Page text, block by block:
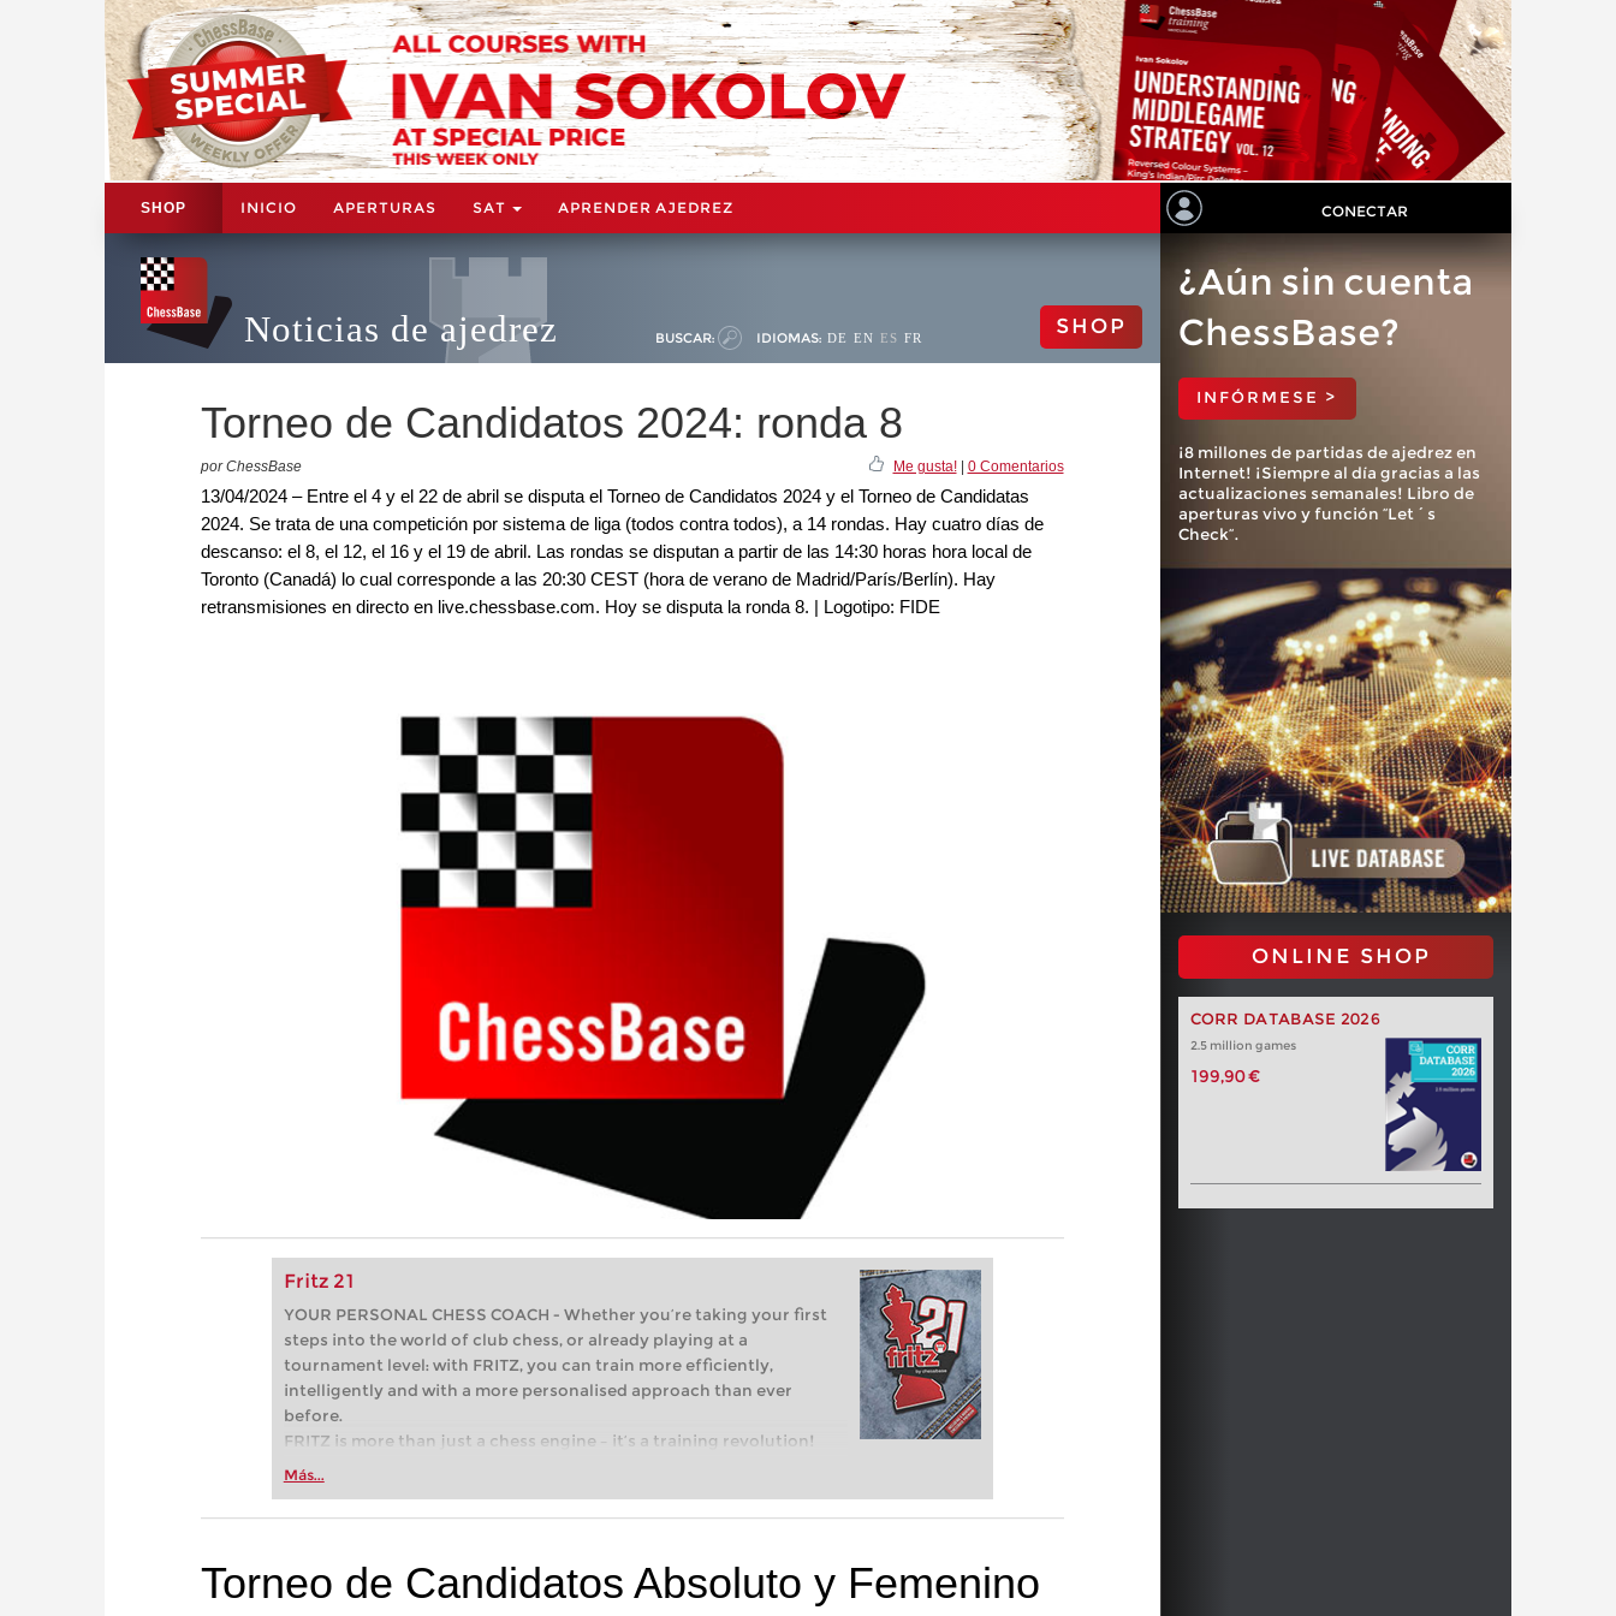
SHOP INICIO APERTURAS SAT APRENDER AJEDREZ CONECTAR
Noticias de ajedrez BUSCAR: IDIOMAS: DE EN ES FR SHOP
Torneo de Candidatos 2024: ronda 8
por ChessBase Me gusta!| 0 Comentarios
13/04/2024 – Entre el 4 y el 22 de abril se disputa el Torneo de Candidatos 2024 y el Torneo de Candidatas
2024. Se trata de una competición por sistema de liga (todos contra todos), a 14 rondas. Hay cuatro días de
descanso: el 8, el 12, el 16 y el 19 de abril. Las rondas se disputan a partir de las 14:30 horas hora local de
Toronto (Canadá) lo cual corresponde a las 20:30 CEST (hora de verano de Madrid/París/Berlín). Hay
retransmisiones en directo en live.chessbase.com. Hoy se disputa la ronda 8. | Logotipo: FIDE
Fritz 21
YOUR PERSONAL CHESS COACH - Whether you’re taking your first
steps into the world of club chess, or already playing at a
tournament level: with FRITZ, you can train more efficiently,
intelligently and with a more personalised approach than ever
before.
FRITZ is more than just a chess engine – it’s a training revolution!
Whether you’re taking your first steps into the world of club chess,
more efficiently, intelligently and with a more personalised
Más...
¿Aún sin cuenta
ChessBase?
INFÓRMESE >
¡8 millones de partidas de ajedrez en
Internet! ¡Siempre al día gracias a las
actualizaciones semanales! Libro de
aperturas vivo y función “Let´s
Check”.
ONLINE SHOP
CORR DATABASE 2026
2.5 million games
199,90 €
Torneo de Candidatos Absoluto y Femenino